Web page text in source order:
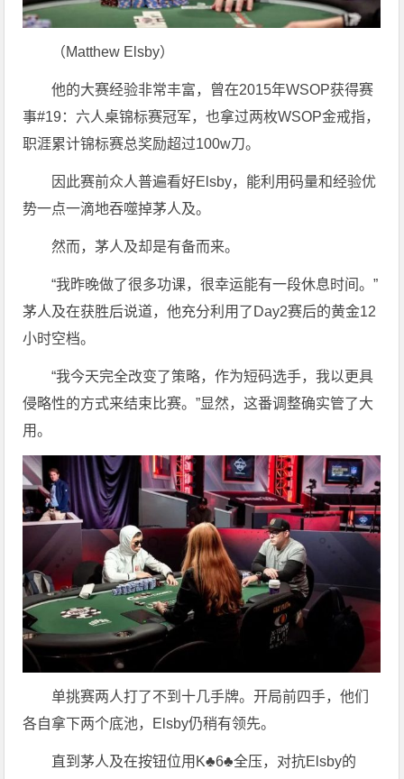
（Matthew Elsby）
他的大赛经验非常丰富，曾在2015年WSOP获得赛
事#19：六人桌锦标赛冠军，也拿过两枚WSOP金戒指，
职涯累计锦标赛总奖励超过100w刀。
因此赛前众人普遍看好Elsby，能利用码量和经验优
势一点一滴地吞噬掉茅人及。
然而，茅人及却是有备而来。
“我昨晚做了很多功课，很幸运能有一段休息时间。”
茅人及在获胜后说道，他充分利用了Day2赛后的黄金12
小时空档。
“我今天完全改变了策略，作为短码选手，我以更具
侵略性的方式来结束比赛。”显然，这番调整确实管了大
用。
单挑赛两人打了不到十几手牌。开局前四手，他们
各自拿下两个底池，Elsby仍稍有领先。
直到茅人及在按钮位用K♣6♣全压，对抗Elsby的